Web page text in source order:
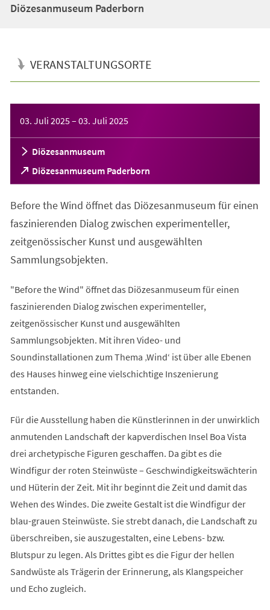
Diözesanmuseum Paderborn
VERANSTALTUNGSORTE
03. Juli 2025– 03. Juli 2025
Diözesanmuseum
Diözesanmuseum Paderborn
(Öffnet
in
neuen
Tab)
Before the Wind öffnet das Diözesanmuseum für einen
faszinierenden Dialog zwischen experimenteller,
zeitgenössischer Kunst und ausgewählten
Sammlungsobjekten.
"Before the Wind" öffnet das Diözesanmuseum für einen
faszinierenden Dialog zwischen experimenteller,
zeitgenössischer Kunst und ausgewählten
Sammlungsobjekten. Mit ihren Video- und
Soundinstallationen zum Thema ‚Wind‘ ist über alle Ebenen
des Hauses hinweg eine vielschichtige Inszenierung
entstanden.
Für die Ausstellung haben die Künstlerinnen in der unwirklich
anmutenden Landschaft der kapverdischen Insel Boa Vista
drei archetypische Figuren geschaffen. Da gibt es die
Windfigur der roten Steinwüste – Geschwindigkeitswächterin
und Hüterin der Zeit. Mit ihr beginnt die Zeit und damit das
Wehen des Windes. Die zweite Gestalt ist die Windfigur der
blau-grauen Steinwüste. Sie strebt danach, die Landschaft zu
überschreiben, sie auszugestalten, eine Lebens- bzw.
Blutspur zu legen. Als Drittes gibt es die Figur der hellen
Sandwüste als Trägerin der Erinnerung, als Klangspeicher
und Echo zugleich.